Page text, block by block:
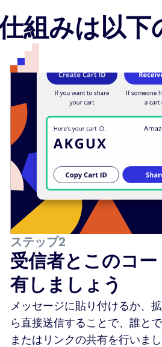
組みは以下
ステップ2
受信者とこのコ
有しましょう
メッセージに貼り付けるか、
ら直接送信することで、誰と
またはリンクの共有を行いまし